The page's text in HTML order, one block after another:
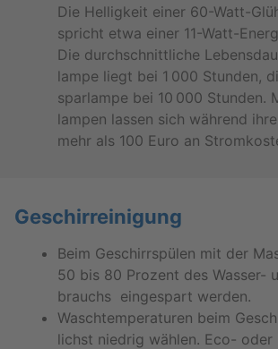
Die Hel­lig­keit einer 60-Watt-
spricht etwa einer 11-Watt-
Die durch­schnitt­li­che
lam­pe liegt bei 1 000 Stun­den,
spar­lam­pe bei 10 000 Stun­den.
lam­pen las­sen sich wäh­rend
mehr als 100 Euro an
Ge­schir­rei­ni­gung
Beim Ge­schirr­spü­len mit der
50 bis 80 Pro­zent des Was­ser-
brauchs ein­ge­spart wer­den.
Wasch­tem­pe­ra­tu­ren beim
lichst nied­rig wäh­len. Eco- oder